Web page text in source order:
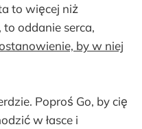
to więcej niż
oddanie serca,
by w niej
Poproś Go, by cię
w łasce i